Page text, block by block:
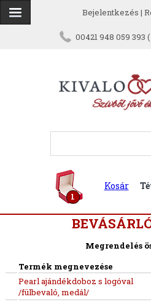
Bejelentkezés |
00421 948 059 393
1
Kosár
Megrendelés
Termék megnevezése
Pearl ajándékdoboz s logóval
/fülbevaló, medál/